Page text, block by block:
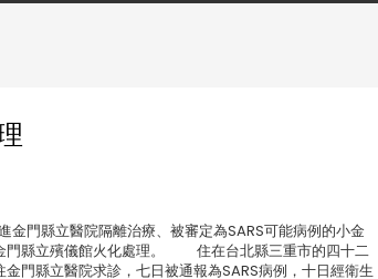
門縣立醫院隔離治療、被審定為SARS可能病例的小金
門縣立殯儀館火化處理。 住在台北縣三重市的四十二
門縣立醫院求診，七日被通報為SARS病例，十日經衛生